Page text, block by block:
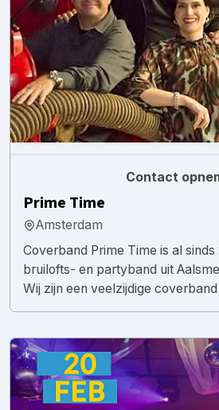
Contact
Prime Time
Amsterdam
Coverband Prime Time is al
bruilofts- en partyband uit
Wij zijn een veelzijdige